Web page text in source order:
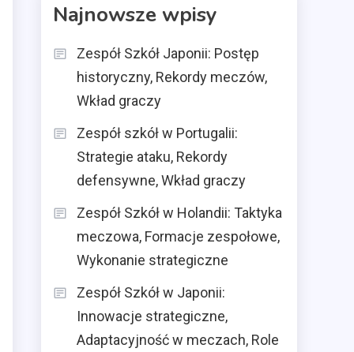
Najnowsze wpisy
Zespół Szkół Japonii: Postęp
historyczny, Rekordy meczów,
Wkład graczy
Zespół szkół w Portugalii:
Strategie ataku, Rekordy
defensywne, Wkład graczy
Zespół Szkół w Holandii: Taktyka
meczowa, Formacje zespołowe,
Wykonanie strategiczne
Zespół Szkół w Japonii:
Innowacje strategiczne,
Adaptacyjność w meczach, Role